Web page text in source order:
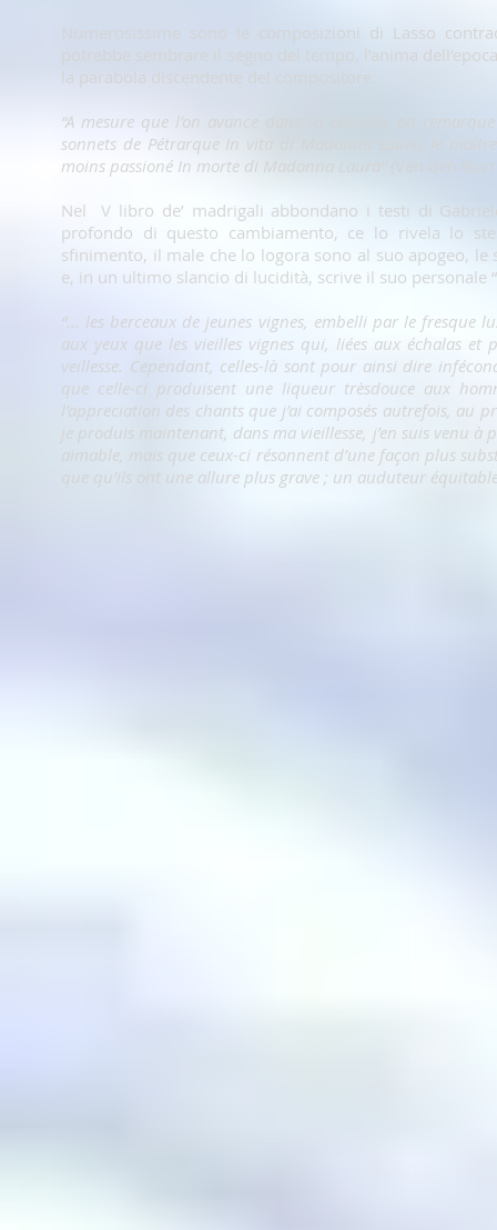
Numerosissime sono le composizioni di Lasso
potrebbe sembrare il segno del tempo, l’anima
la parabola discendente del compositore.
“A mesure que l’on avance dans sa carrière, on
sonnets de Pétrarque In vita di Madonna Laura, le
moins passioné In morte di Madonna Laura”
Nel V libro de’ madrigali abbondano i testi di
profondo di questo cambiamento, ce lo rivela lo
sfinimento, il male che lo logora sono al suo apogeo,
e, in un ultimo slancio di lucidità, scrive il suo personale
“... les berceaux de jeunes vignes, embelli par le fresque
aux yeux que les vieilles vignes qui, liées aux échalas
veillesse. Cependant, celles-là sont pour ainsi dire
que celle-ci produisent une liqueur trèsdouce aux
l’appreciation des chants que j’ai composés autrefois, au
je produis maintenant, dans ma vieillesse, j’en suis venu
aimable, mais que ceux-ci résonnent d’une façon plus
que qu’ils ont une allure plus grave ; un auduteur